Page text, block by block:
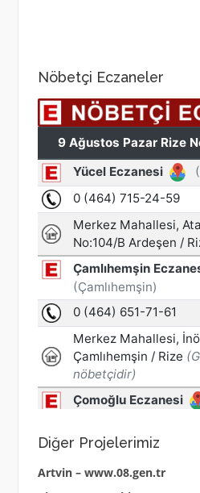
Nöbetçi Eczaneler
Diğer Projelerimiz
Artvin – www.08.gen.tr